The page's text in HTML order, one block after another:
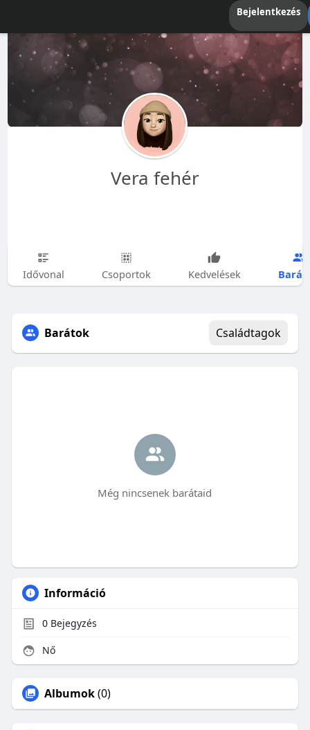
Bejelentkezés
Vera fehér
Idővonal Csoportok Kedvelések
Barátok Családtagok
Még nincsenek barátaid
Információ
0Bejegyzés
Nő
Albumok(0)